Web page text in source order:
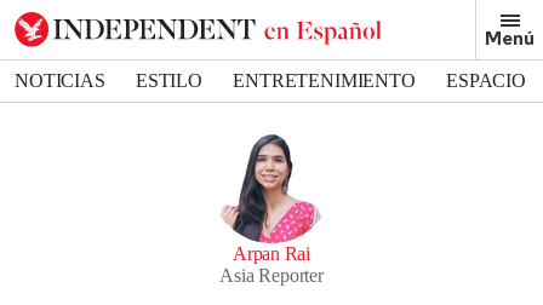
Menú
NOTICIAS ESTILO ENTRETENIMIENTO
ESPACIO
Arpan Rai
Asia Reporter